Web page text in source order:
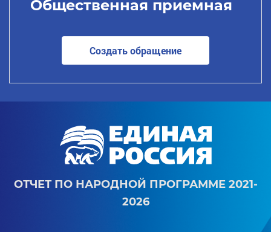
Общественная приемная
Создать обращение
ОТЧЕТ ПО НАРОДНОЙ ПРОГРАММЕ 2021-
2026